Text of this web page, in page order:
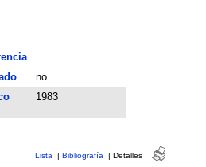
no
1983
Lista | Bibliografía | Detalles